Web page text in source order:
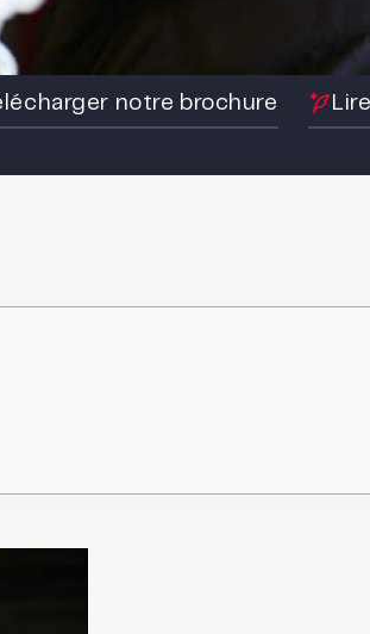
notre brochure